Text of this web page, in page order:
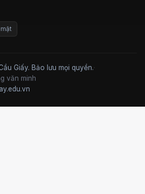
mật
Giấy. Bảo lưu mọi quyền.·
văn minh